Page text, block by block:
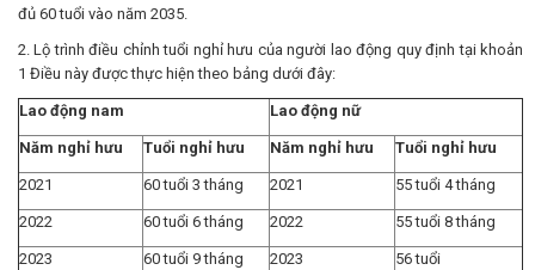
đủ 60 tuổi vào năm 2035.
2. Lộ trình điều chỉnh tuổi nghỉ hưu của người lao động quy định tại khoản
1 Điều này được thực hiện theo bảng dưới đây:
Lao động nam Lao động nữ
Năm nghỉ hưu Tuổi nghỉ hưu Năm nghỉ hưu Tuổi nghỉ hưu
2021 60 tuổi 3 tháng 2021 55 tuổi 4 tháng
2022 60 tuổi 6 tháng 2022 55 tuổi 8 tháng
2023 60 tuổi 9 tháng 2023 56 tuổi